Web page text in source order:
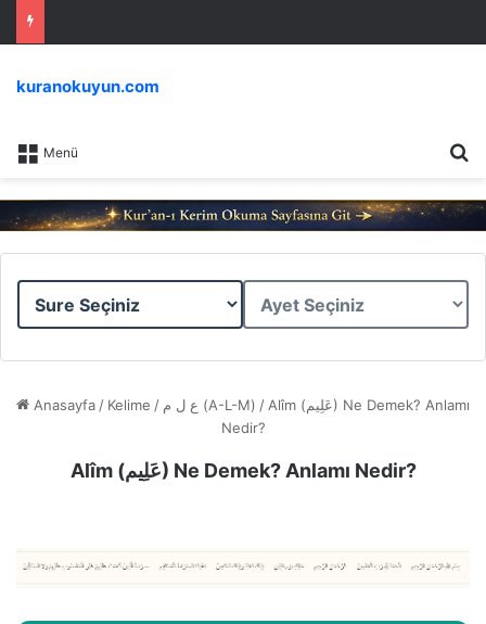
Menü
kuranokuyun.com
Sure
Ayet
Anasayfa / Kelime / ع ل م (A-L-M) / Alîm (عَلِيم) Ne Demek? Anlamı
Nedir?
Alîm (عَلِيم) Ne Demek? Anlamı Nedir?